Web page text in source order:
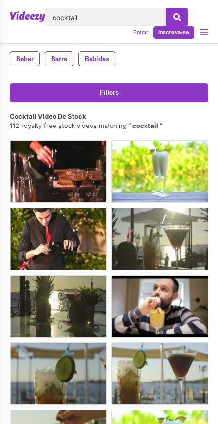
Entrar Inscreva-se
Beber Barra Bebidas
Filters
Cocktail Vídeo De Stock
112 royalty free stock videos matching
cocktail